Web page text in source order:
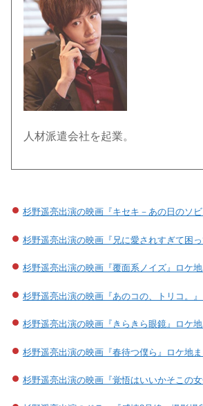
人材派遣会社を起業。
杉野遥亮出演の映画『キセキ－あの日のソ
杉野遥亮出演の映画『兄に愛されすぎて困
杉野遥亮出演の映画『覆面系ノイズ』ロケ
杉野遥亮出演の映画『あのコの、トリコ。
杉野遥亮出演の映画『きらきら眼鏡』ロケ
杉野遥亮出演の映画『春待つ僕ら』ロケ地
杉野遥亮出演の映画『覚悟はいいかそこの